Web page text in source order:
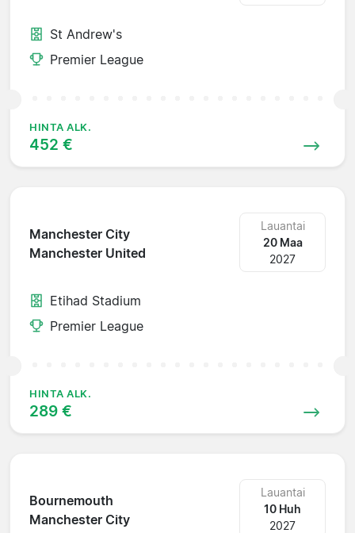
St Andrew's
Premier League
HINTA ALK.
452 €
Manchester City
Manchester United
Lauantai
20 Maa
2027
Etihad Stadium
Premier League
HINTA ALK.
289 €
Bournemouth
Manchester City
Lauantai
10 Huh
2027